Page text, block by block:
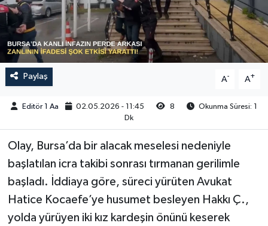
Paylaş A- A+
Editör 1 Aa 02.05.2026 - 11:45 8
Okunma Süresi: 1
Dk
Olay, Bursa’da bir alacak meselesi nedeniyle
başlatılan icra takibi sonrası tırmanan gerilimle
başladı. İddiaya göre, süreci yürüten Avukat
Hatice Kocaefe’ye husumet besleyen Hakkı Ç.,
yolda yürüyen iki kız kardeşin önünü keserek
Video Galeri